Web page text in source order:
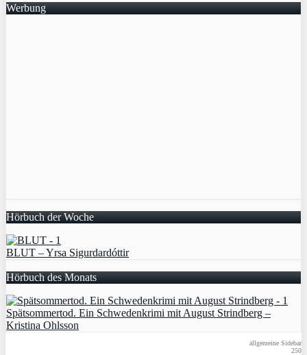
Werbung
Hörbuch der Woche
BLUT – Yrsa Sigurdardóttir
Hörbuch des Monats
Spätsommertod. Ein Schwedenkrimi mit August Strindberg –
Kristina Ohlsson
allgemeine Sidebar
250